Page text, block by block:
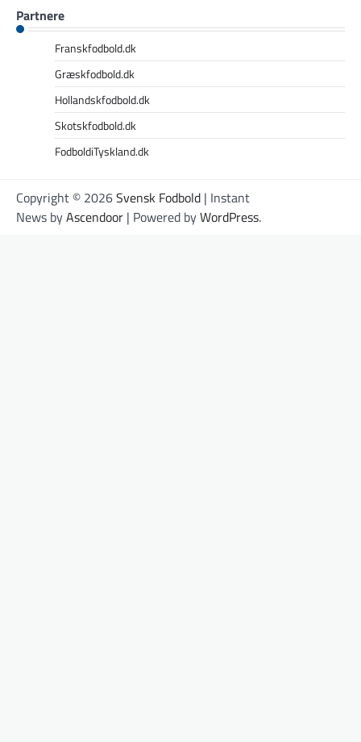
Partnere
Franskfodbold.dk
Græskfodbold.dk
Hollandskfodbold.dk
Skotskfodbold.dk
FodboldiTyskland.dk
Copyright © 2026Svensk Fodbold | Instant
News byAscendoor | Powered byWordPress.